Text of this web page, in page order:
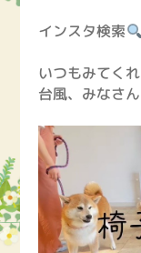
インスタ検索
いつもみてく
台風、みなさ